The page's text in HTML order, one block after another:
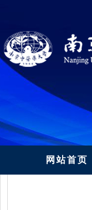
网站首页